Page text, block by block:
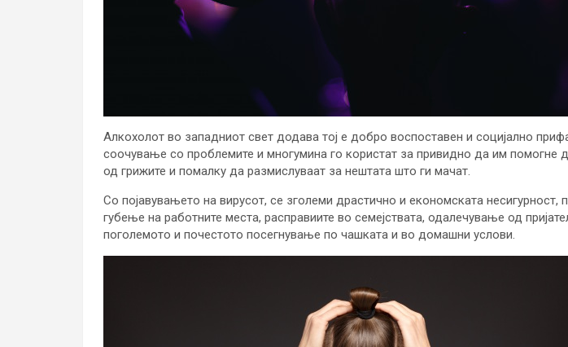
Алкохолот во западниот свет додава тој е добро воспоставен и социјално
соочување со проблемите и многумина го користат за привидно да им помогне
од грижите и помалку да размислуваат за нештата што ги мачат.
Со појавувањето на вирусот, се зголеми драстично и економската несигурност,
губење на работните места, расправиите во семејствата, одалечување од
поголемото и почестото посегнување по чашката и во домашни услови.